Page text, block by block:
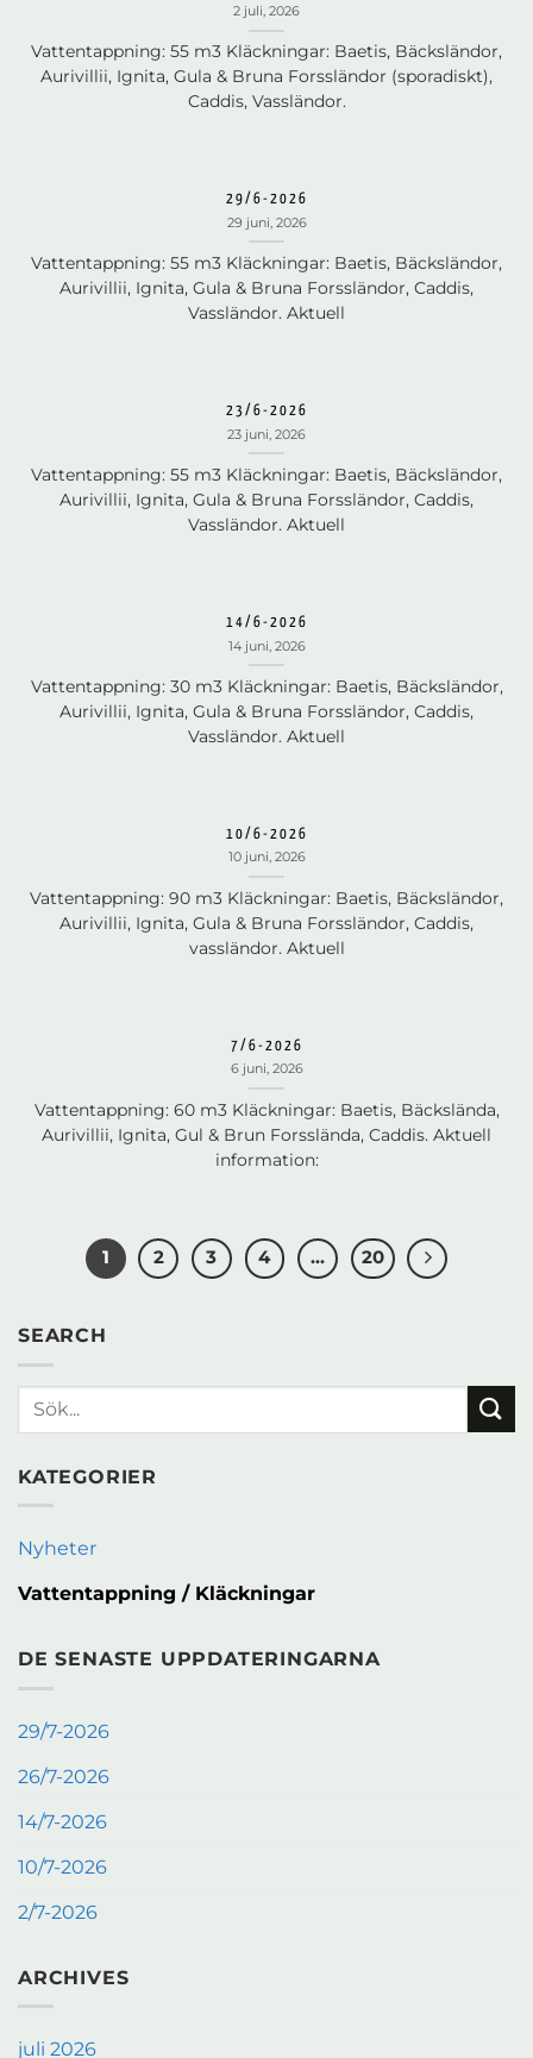
2 juli, 2026
Vattentappning: 55 m3 Kläckningar: Baetis, Bäcksländor,
Aurivillii, Ignita, Gula & Bruna Forssländor (sporadiskt),
Caddis, Vassländor.
29/6-2026
29 juni, 2026
Vattentappning: 55 m3 Kläckningar: Baetis, Bäcksländor,
Aurivillii, Ignita, Gula & Bruna Forssländor, Caddis,
Vassländor. Aktuell
23/6-2026
23 juni, 2026
Vattentappning: 55 m3 Kläckningar: Baetis, Bäcksländor,
Aurivillii, Ignita, Gula & Bruna Forssländor, Caddis,
Vassländor. Aktuell
14/6-2026
14 juni, 2026
Vattentappning: 30 m3 Kläckningar: Baetis, Bäcksländor,
Aurivillii, Ignita, Gula & Bruna Forssländor, Caddis,
Vassländor. Aktuell
10/6-2026
10 juni, 2026
Vattentappning: 90 m3 Kläckningar: Baetis, Bäcksländor,
Aurivillii, Ignita, Gula & Bruna Forssländor, Caddis,
vassländor. Aktuell
7/6-2026
6 juni, 2026
Vattentappning: 60 m3 Kläckningar: Baetis, Bäckslända,
Aurivillii, Ignita, Gul & Brun Forsslända, Caddis. Aktuell
information:
1 2 3 4 … 20
SEARCH
KATEGORIER
Nyheter
Vattentappning / Kläckningar
DE SENASTE UPPDATERINGARNA
29/7-2026
26/7-2026
14/7-2026
10/7-2026
2/7-2026
ARCHIVES
juli 2026